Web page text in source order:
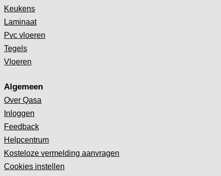
Keukens
Laminaat
Pvc vloeren
Tegels
Vloeren
Algemeen
Over Qasa
Inloggen
Feedback
Helpcentrum
Kosteloze vermelding aanvragen
Cookies instellen